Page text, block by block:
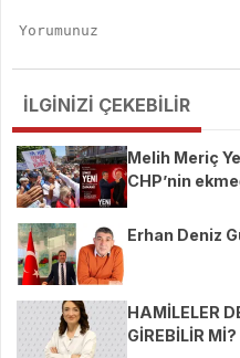
İLGİNİZİ ÇEKEBİLİR
Melih Meriç
CHP’nin
Erhan Deniz
HAMİLELER
GİREBİLİR Mİ?